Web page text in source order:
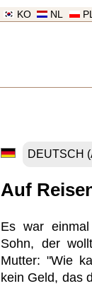
NL
KO
Auf
Es war
Sohn, der
Mutter: "Wie
kein Geld, das